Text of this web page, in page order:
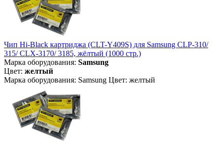
Чип Hi-Black картриджа (CLT-Y409S) для Samsung CLP-310/
315/ CLX-3170/ 3185, жёлтый (1000 стр.)
Марка оборудования: Samsung
Цвет: желтый
Марка оборудования: Samsung Цвет: желтый